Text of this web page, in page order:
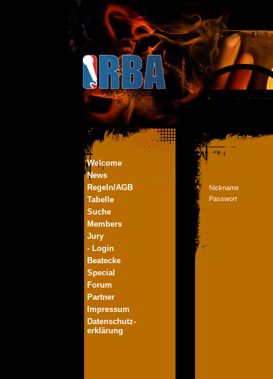
Welcome
News
Regeln/AGB
Tabelle
Suche
Members
Jury
- Login
Beatecke
Special
Forum
Partner
Impressum
Datenschutz-
erklärung
Nickname
Passwort